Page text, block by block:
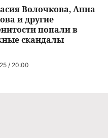
/ 20:00
Волочкова, Анна
и другие
попали в
скандалы